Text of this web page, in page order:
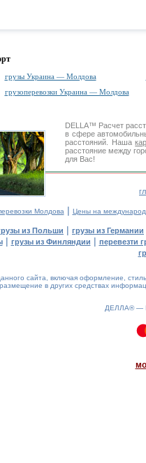
грузы Украина — Молдова
грузоперевозки Украина — Молдова
DELLA™ Расчет
в сфере
расстояний. Наша
расстояние между
для Вас!
Молдова | Цены на
из Польши | грузы из Германии
| грузы из Финляндии | перевезти
сайта, включая оформление,
в других средствах
ДЕЛЛА® —